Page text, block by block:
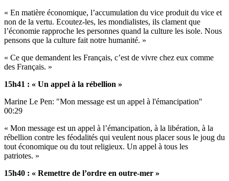
« En matière économique, l’accumulation du vice produit du vice et
non de la vertu. Ecoutez-les, les mondialistes, ils clament que
l’économie rapproche les personnes quand la culture les isole. Nous
pensons que la culture fait notre humanité. »
« Ce que demandent les Français, c’est de vivre chez eux comme
des Français. »
15h41 : « Un appel à la rébellion »
Marine Le Pen: "Mon message est un appel à l'émancipation"
00:29
« Mon message est un appel à l’émancipation, à la libération, à la
rébellion contre les féodalités qui veulent nous placer sous le joug du
tout économique ou du tout religieux. Un appel à tous les
patriotes. »
15h40 : « Remettre de l’ordre en outre-mer »